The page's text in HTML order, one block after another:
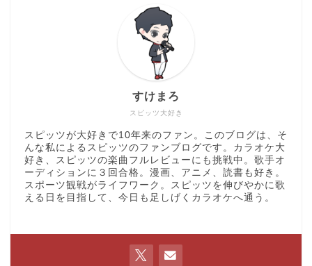
スピッツ大好き
すけまろ
スピッツが大好きで10年来のファン。このブログは、そ
んな私によるスピッツのファンブログです。カラオケ大
好き、スピッツの楽曲フルレビューにも挑戦中。歌手オ
ーディションに３回合格。漫画、アニメ、読書も好き。
スポーツ観戦がライフワーク。スピッツを伸びやかに歌
える日を目指して、今日も足しげくカラオケへ通う。